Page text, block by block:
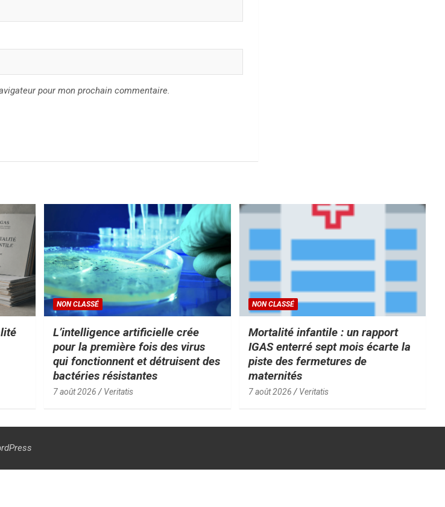
pour mon prochain commentaire.
NON CLASSÉ
L’intelligence artificielle crée
pour la première fois des virus
qui fonctionnent et détruisent des
bactéries résistantes
7 août 2026 Veritatis
NON CLASSÉ
Mortalité infantile : un rapport
IGAS enterré sept mois écarte la
piste des fermetures de
maternités
7 août 2026 Veritatis